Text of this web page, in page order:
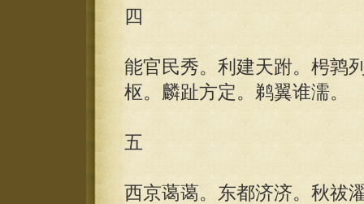
四
能官民秀。利建天跗。枵鹑
枢。麟趾方定。鹈翼谁濡。
五
西京蔼蔼。东都济济。秋祓